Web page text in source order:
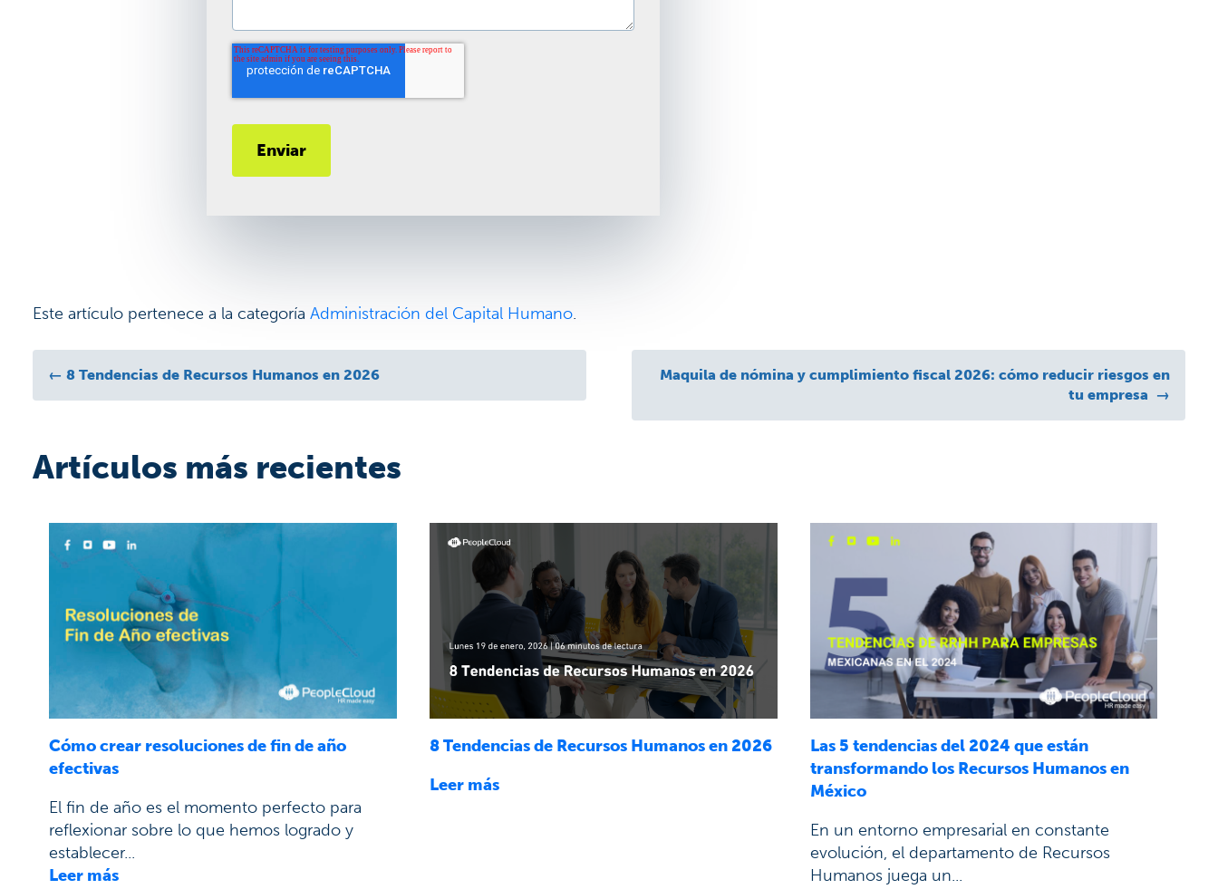
Este artículo pertenece a la categoría Administración del Capital Humano.
← 8 Tendencias de Recursos Humanos en 2026
Maquila de nómina y cumplimiento fiscal 2026: cómo reducir riesgos en
tu empresa →
Artículos más recientes
Cómo crear resoluciones de fin de año
efectivas
El fin de año es el momento perfecto para
reflexionar sobre lo que hemos logrado y
establecer...
Leer más
8 Tendencias de Recursos Humanos en 2026
Leer más
Las 5 tendencias del 2024 que están
transformando los Recursos Humanos en
México
En un entorno empresarial en constante
evolución, el departamento de Recursos
Humanos juega un...